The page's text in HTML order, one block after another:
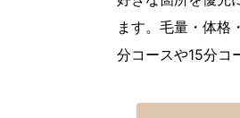
ます。毛量・体格
分コースや15分コ